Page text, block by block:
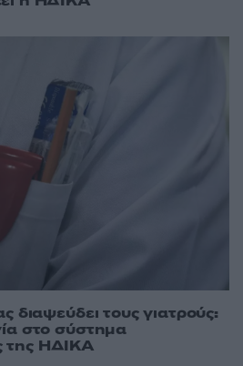
διαψεύδει τους γιατρούς:
στο σύστημα
της ΗΔΙΚΑ